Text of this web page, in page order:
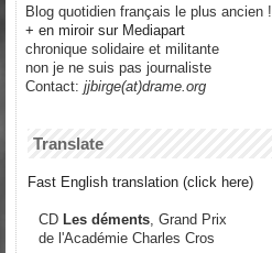
Blog quotidien français le plus ancien !
+ en miroir sur Mediapart
chronique solidaire et militante
non je ne suis pas journaliste
Contact: jjbirge(at)drame.org
Translate
Fast English translation (click here)
CD Les déments , Grand Prix
de l'Académie Charles Cros